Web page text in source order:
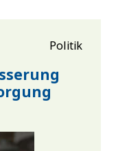
Politik